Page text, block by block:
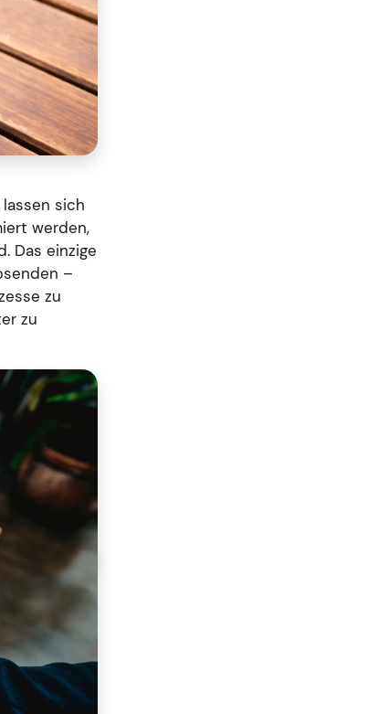
sich
werden,
Das einzige
–
zu
zu